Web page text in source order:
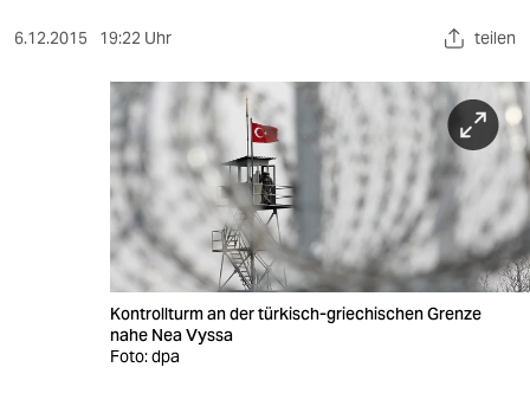
berlin
wahrheit
veranstaltungen
6.12.2015 19:22 Uhr teilen
Kontrollturm an der türkisch-griechischen Grenze
nahe Nea Vyssa
Foto: dpa